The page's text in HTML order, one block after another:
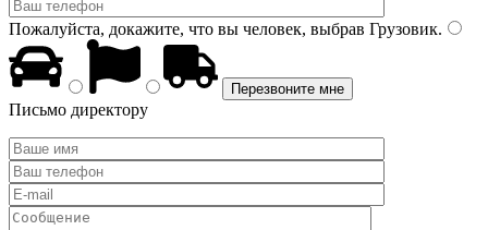
Пожалуйста, докажите, что вы человек, выбрав Грузовик.
Письмо директору